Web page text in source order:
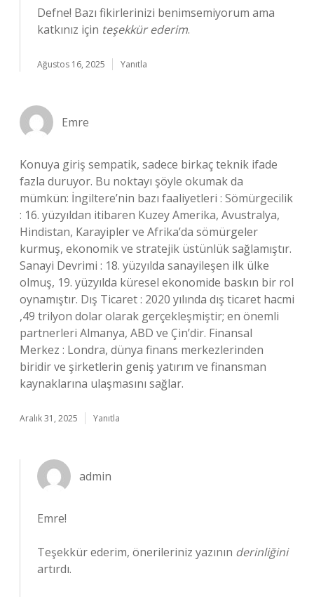
Defne! Bazı fikirlerinizi benimsemiyorum ama
katkınız için teşekkür ederim.
Ağustos 16, 2025 Yanıtla
Emre
Konuya giriş sempatik, sadece birkaç teknik ifade
fazla duruyor. Bu noktayı şöyle okumak da
mümkün: İngiltere’nin bazı faaliyetleri : Sömürgecilik
: 16. yüzyıldan itibaren Kuzey Amerika, Avustralya,
Hindistan, Karayipler ve Afrika’da sömürgeler
kurmuş, ekonomik ve stratejik üstünlük sağlamıştır.
Sanayi Devrimi : 18. yüzyılda sanayileşen ilk ülke
olmuş, 19. yüzyılda küresel ekonomide baskın bir rol
oynamıştır. Dış Ticaret : 2020 yılında dış ticaret hacmi
,49 trilyon dolar olarak gerçekleşmiştir; en önemli
partnerleri Almanya, ABD ve Çin’dir. Finansal
Merkez : Londra, dünya finans merkezlerinden
biridir ve şirketlerin geniş yatırım ve finansman
kaynaklarına ulaşmasını sağlar.
Aralık 31, 2025 Yanıtla
admin
Emre!
Teşekkür ederim, önerileriniz yazının derinliğini
artırdı.